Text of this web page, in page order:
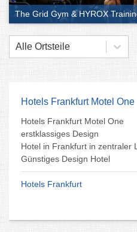
The Grid Gym & HYROX
Alle Ortsteile
Hotels Frankfurt Motel One
Hotels Frankfurt Motel One
erstklassiges Design
Hotel in Frankfurt in zentraler
Günstiges Design Hotel
Hotels Frankfurt